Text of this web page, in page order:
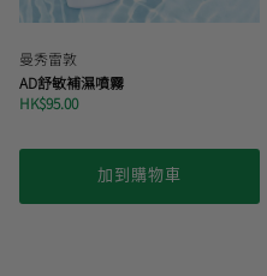
曼秀雷敦
AD舒敏補濕噴霧
HK$95.00
加到購物車